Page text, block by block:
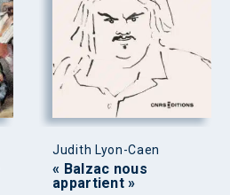
Judith Lyon-Caen
« Balzac nous
appartient »